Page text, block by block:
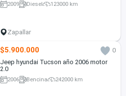
2009 Diesel 123000 km
Zapallar
$5.900.000
0
Jeep hyundai Tucson año 2006 motor
2.0
2006 Bencina 242000 km